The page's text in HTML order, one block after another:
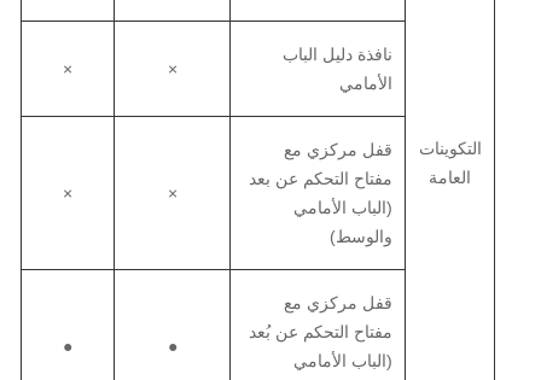
التكوينات
العامة
نافذة دليل الباب
الأمامي
×
×
قفل مركزي مع
مفتاح التحكم عن بعد
(الباب الأمامي
والوسط)
×
×
قفل مركزي مع
مفتاح التحكم عن بُعد
(الباب الأمامي
●
●